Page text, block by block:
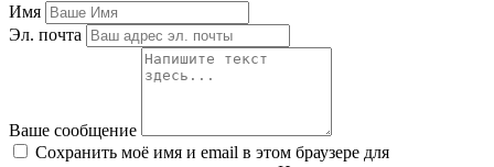
Имя
Эл. почта
Ваше сообщение
Сохранить моё имя и email в этом браузере для